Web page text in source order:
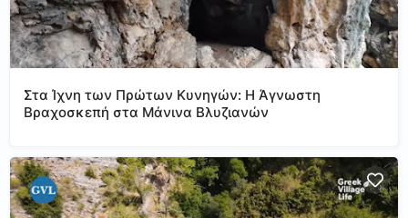
Στα Ίχνη των Πρώτων Κυνηγών: Η Άγνωστη
Βραχοσκεπή στα Μάνινα Βλυζιανών